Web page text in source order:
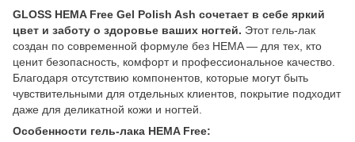
GLOSS HEMA Free Gel Polish Ash сочетает в себе яркий
цвет и заботу о здоровье ваших ногтей. Этот гель-лак
создан по современной формуле без HEMA — для тех, кто
ценит безопасность, комфорт и профессиональное качество.
Благодаря отсутствию компонентов, которые могут быть
чувствительными для отдельных клиентов, покрытие подходит
даже для деликатной кожи и ногтей.
Особенности гель-лака HEMA Free: